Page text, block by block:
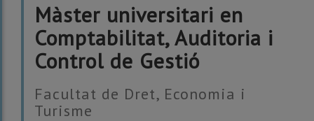
Màster universitari en
Comptabilitat, Auditoria i
Control de Gestió
Facultat de Dret, Economia i
Turisme